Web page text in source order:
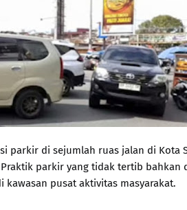
parkir di sejumlah ruas jalan di Kota
parkir yang tidak tertib bahkan
pusat aktivitas masyarakat.